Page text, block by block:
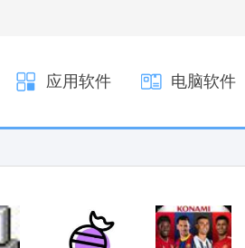
应用软件 电脑软件